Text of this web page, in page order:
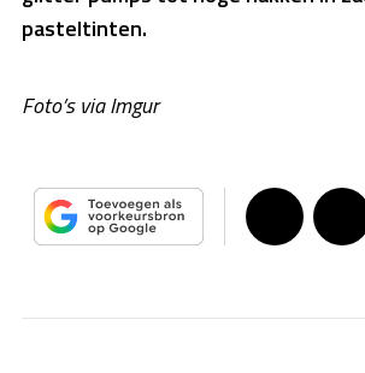
pasteltinten.
Foto’s via Imgur